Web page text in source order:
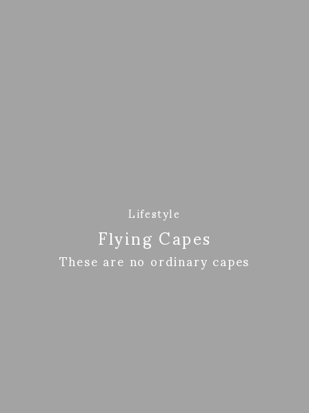
Lifestyle
Flying Capes
These are no ordinary capes